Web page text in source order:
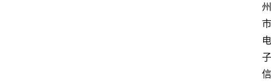
州
市
电
子
信